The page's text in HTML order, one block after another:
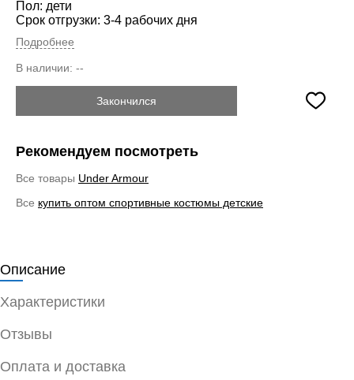
Пол: дети
Срок отгрузки: 3-4 рабочих дня
Подробнее
В наличии: --
Закончился
Рекомендуем посмотреть
Все товары Under Armour
Все купить оптом спортивные костюмы детские
Описание
Характеристики
Отзывы
Оплата и доставка